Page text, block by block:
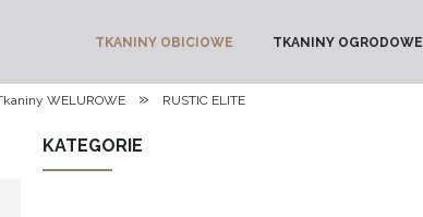
TKANINY OBICIOWE TKANINY OGRODOWE
WELUROWE » RUSTIC ELITE
KATEGORIE